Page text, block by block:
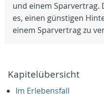
und einem Sparvertrag.
es, einen günstigen
einem Sparvertrag zu
Kapitelübersicht
Im Erlebensfall